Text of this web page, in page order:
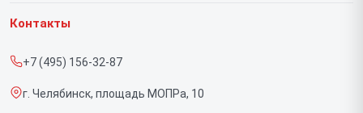
Срочный ремонт
Доставка и способы оплаты
Тепловизионных прицелов
Контакты
+7 (495) 156-32-87
г. Челябинск, площадь МОПРа, 10